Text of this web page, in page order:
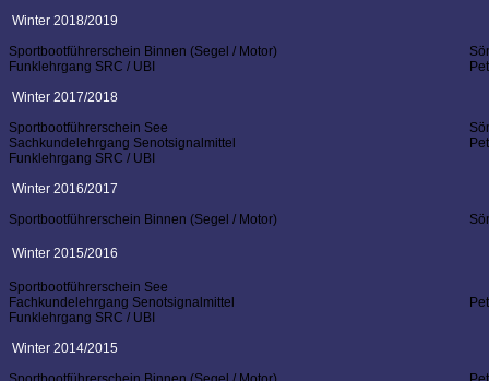
Winter 2018/2019
Sportbootführerschein Binnen (Segel / Motor)
Funklehrgang SRC / UBI
Winter 2017/2018
Sportbootführerschein See
Sachkundelehrgang Senotsignalmittel
Funklehrgang SRC / UBI
Winter 2016/2017
Sportbootführerschein Binnen (Segel / Motor)
Winter 2015/2016
Sportbootführerschein See
Fachkundelehrgang Senotsignalmittel
Funklehrgang SRC / UBI
Winter 2014/2015